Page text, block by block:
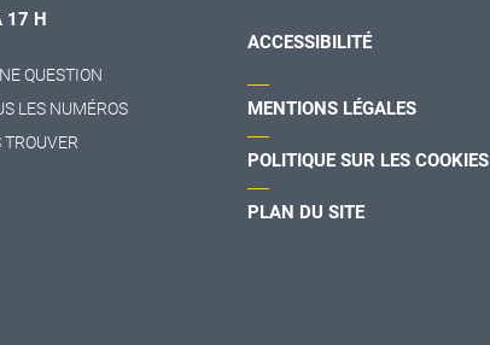
17 H
QUESTION
LES NUMÉROS
TROUVER
ACCESSIBILITÉ
MENTIONS LÉGALES
POLITIQUE SUR LES COOKIES
PLAN DU SITE